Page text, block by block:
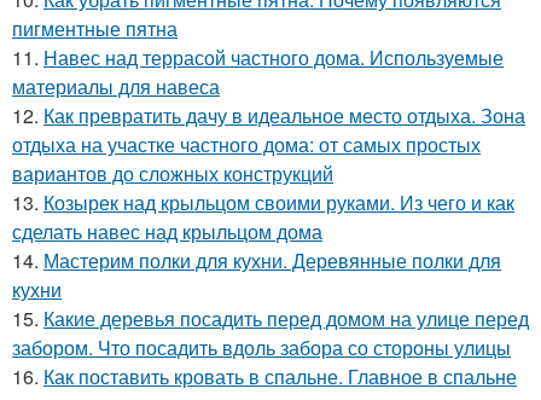
пигментные пятна
11. Навес над террасой частного дома. Используемые
материалы для навеса
12. Как превратить дачу в идеальное место отдыха. Зона
отдыха на участке частного дома: от самых простых
вариантов до сложных конструкций
13. Козырек над крыльцом своими руками. Из чего и как
сделать навес над крыльцом дома
14. Мастерим полки для кухни. Деревянные полки для
кухни
15. Какие деревья посадить перед домом на улице перед
забором. Что посадить вдоль забора со стороны улицы
16. Как поставить кровать в спальне. Главное в спальне